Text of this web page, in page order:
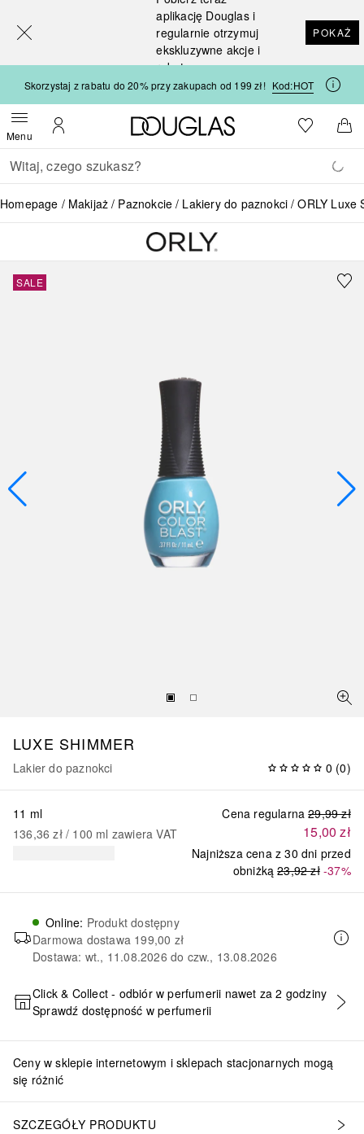
aplikację Douglas i
regularnie otrzymuj
ekskluzywne akcje i
rabaty
POKAŻ
Skorzystaj z rabatu do 20% przy zakupach od 199 zł! Kod:HOT
MenuOtwórz menuMoje konto
Strona główna Douglas
Do listyDo
Wracać
Wykonaj wyszukiwanie
Homepage Makijaż Paznokcie Lakiery do paznokci ORLY Luxe
SALE
LUXE SHIMMER
Lakier do paznokci 0 (0)
Cena regularna 29,99 zł
15,00 zł
Najniższa cena z 30 dni przed
obniżką 23,92 zł-37%
11 ml
136,36 zł / 100 ml zawiera VAT
Online: Produkt dostępny
Darmowa dostawa 199,00 zł
Dostawa: wt., 11.08.2026 do czw., 13.08.2026
DODAJ DO KOSZYKA
Click & Collect - odbiór w perfumerii nawet za 2 godziny
Sprawdź dostępność w perfumerii
Ceny w sklepie internetowym i sklepach stacjonarnych mogą
się różnić
SZCZEGÓŁY PRODUKTU
[navigation.slideout.screenreader]